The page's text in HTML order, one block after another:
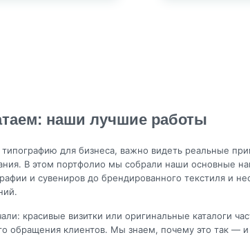
наши лучшие работы
для бизнеса, важно видеть реальные
В этом портфолио мы собрали наши основные
и сувениров до брендированного текстиля и
красивые визитки или оригинальные каталоги
обращения клиентов. Мы знаем, почему это так —